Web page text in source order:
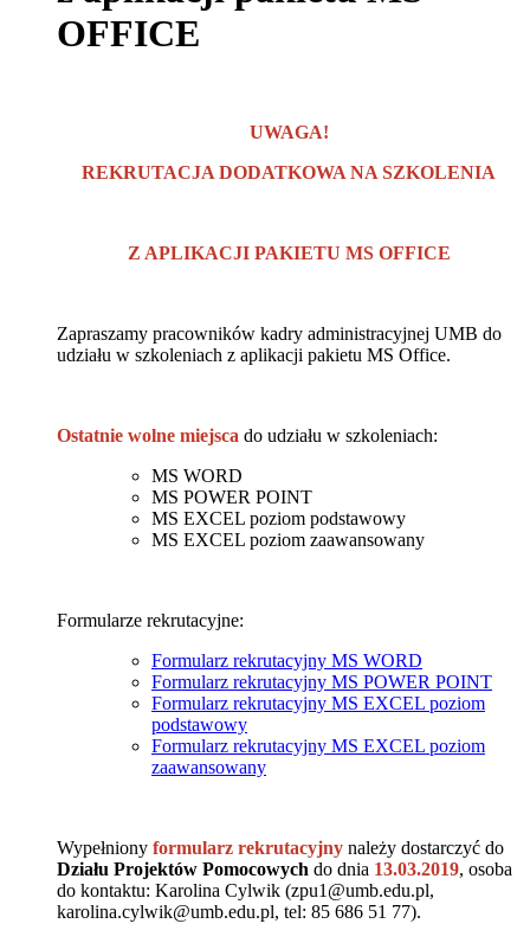
OFFICE
UWAGA!
REKRUTACJA DODATKOWA NA SZKOLENIA
Z APLIKACJI PAKIETU MS OFFICE
Zapraszamy pracowników kadry administracyjnej UMB do
udziału w szkoleniach z aplikacji pakietu MS Office.
Ostatnie wolne miejsca do udziału w szkoleniach:
MS WORD
MS POWER POINT
MS EXCEL poziom podstawowy
MS EXCEL poziom zaawansowany
Formularze rekrutacyjne:
Formularz rekrutacyjny MS WORD
Formularz rekrutacyjny MS POWER POINT
Formularz rekrutacyjny MS EXCEL poziom
podstawowy
Formularz rekrutacyjny MS EXCEL poziom
zaawansowany
Wypełniony formularz rekrutacyjny należy dostarczyć do
Działu Projektów Pomocowych do dnia 13.03.2019, osoba
do kontaktu: Karolina Cylwik (zpu1@umb.edu.pl,
karolina.cylwik@umb.edu.pl, tel: 85 686 51 77).